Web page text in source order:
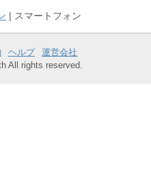
スマートフォン
ヘルプ
運営会社
All rights reserved.